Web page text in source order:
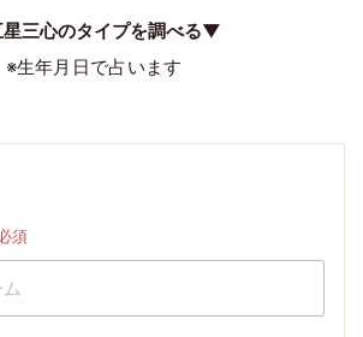
三心のタイプを調べる▼
※生年月日で占います
須